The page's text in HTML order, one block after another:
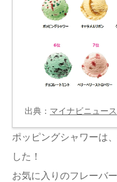
出典： マイナビニュース
ポッピングシャワーは
した！
お気に入りのフレーバ